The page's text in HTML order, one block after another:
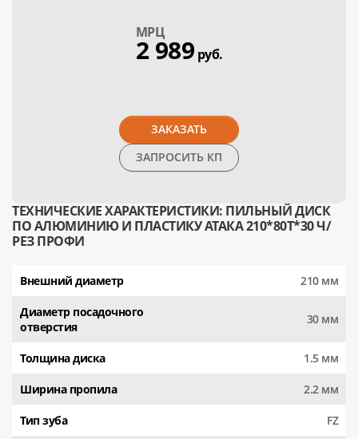
МPЦ
2 989 руб.
ЗАКАЗАТЬ
ЗАПРОСИТЬ КП
ТЕХНИЧЕСКИЕ ХАРАКТЕРИСТИКИ: ПИЛЬНЫЙ ДИСК
ПО АЛЮМИНИЮ И ПЛАСТИКУ АТАКА 210*80T*30 Ч/
РЕЗ ПРОФИ
Внешний диаметр 210 мм
Диаметр посадочного
отверстия
30 мм
Толщина диска 1.5 мм
Ширина пропила 2.2 мм
Тип зуба FZ